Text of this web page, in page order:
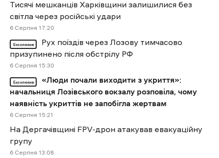
Тисячі мешканців Харківщини залишилися без
світла через російські удари
6 Cерпня 17:20
Ексклюзив
Рух поїздів через Лозову тимчасово
призупинено після обстрілу РФ
6 Cерпня 15:30
Ексклюзив
«Люди почали виходити з укриття»:
начальниця Лозівського вокзалу розповіла, чому
наявність укриттів не запобігла жертвам
6 Cерпня 15:21
На Дергачівщині FPV-дрон атакував евакуаційну
групу
6 Cерпня 13:08